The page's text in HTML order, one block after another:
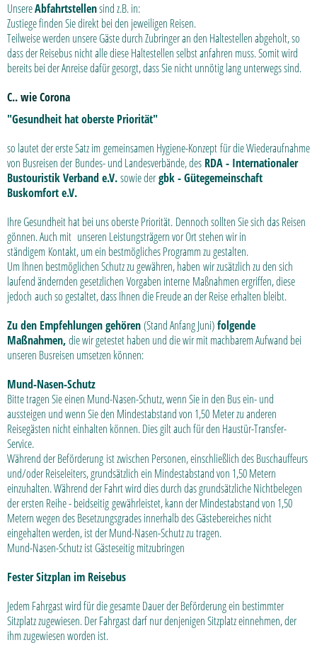
UnsereAbfahrtstellensind z.B. in:
Zustiege finden Sie direkt bei den jeweiligen Reisen.
Teilweise werden unsere Gäste durch Zubringer an den Haltestellen abgeholt, so
dass der Reisebus nicht alle diese Haltestellen selbst anfahren muss. Somit wird
bereits bei der Anreise dafür gesorgt, dass Sie nicht unnötig lang unterwegs sind.
C.. wie Corona
"Gesundheit hat oberste Priorität"
so lautet der erste Satz im gemeinsamen Hygiene-Konzept für die Wiederaufnahme
von Busreisen der Bundes- und Landesverbände, des RDA - Internationaler
Bustouristik Verband e.V.sowie dergbk - Gütegemeinschaft
Buskomfort e.V.
Ihre Gesundheit hat bei uns oberste Priorität. Dennoch sollten Sie sich das Reisen
gönnen. Auch mit unseren Leistungsträgern vor Ort stehen wir in
ständigem Kontakt, um ein bestmögliches Programm zu gestalten.
Um Ihnen bestmöglichen Schutz zu gewähren, haben wir zusätzlich zu den sich
laufend ändernden gesetzlichen Vorgaben interne Maßnahmen ergriffen, diese
jedoch auch so gestaltet, dass Ihnen die Freude an der Reise erhalten bleibt.
Zu den Empfehlungen gehören(Stand Anfang Juni)folgende
Maßnahmen,die wir getestet haben und die wir mit machbarem Aufwand bei
unseren Busreisen umsetzen können:
Mund-Nasen-Schutz
Bitte tragen Sie einen Mund-Nasen-Schutz, wenn Sie in den Bus ein- und
aussteigen und wenn Sie den Mindestabstand von 1,50 Meter zu anderen
Reisegästen nicht einhalten können. Dies gilt auch für den Haustür-Transfer-
Service.
Während der Beförderung ist zwischen Personen, einschließlich des Buschauffeurs
und/oder Reiseleiters, grundsätzlich ein Mindestabstand von 1,50 Metern
einzuhalten. Während der Fahrt wird dies durch das grundsätzliche Nichtbelegen
der ersten Reihe - beidseitig gewährleistet, kann der Mindestabstand von 1,50
Metern wegen des Besetzungsgrades innerhalb des Gästebereiches nicht
eingehalten werden, ist der Mund-Nasen-Schutz zu tragen.
Mund-Nasen-Schutz ist Gästeseitig mitzubringen
Fester Sitzplan im Reisebus
Jedem Fahrgast wird für die gesamte Dauer der Beförderung ein bestimmter
Sitzplatz zugewiesen. Der Fahrgast darf nur denjenigen Sitzplatz einnehmen, der
ihm zugewiesen worden ist.